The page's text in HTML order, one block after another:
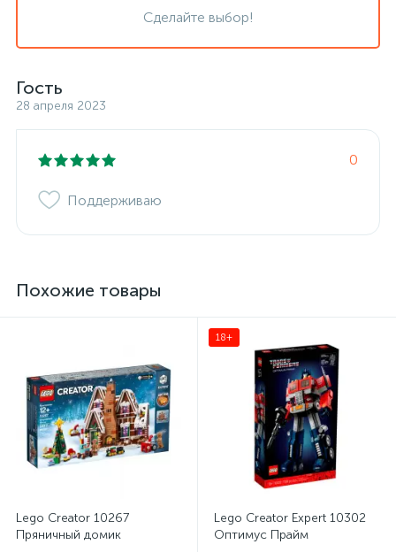
Сделайте выбор!
Гость
28 апреля 2023
0
Поддерживаю
Похожие товары
Lego Creator 10267
Пряничный домик
18+
Lego Creator Expert 10302
Оптимус Прайм